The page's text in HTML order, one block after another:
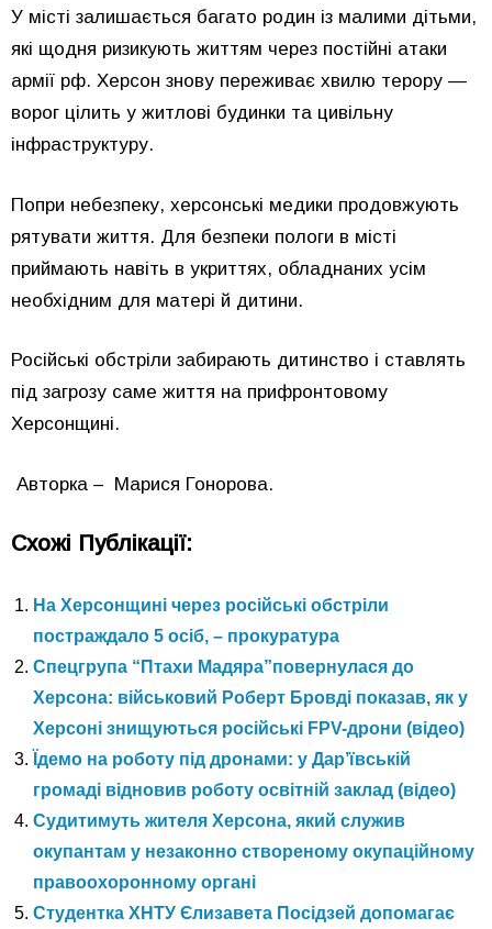
У місті залишається багато родин із малими дітьми,
які щодня ризикують життям через постійні атаки
армії рф. Херсон знову переживає хвилю терору —
ворог цілить у житлові будинки та цивільну
інфраструктуру.
Попри небезпеку, херсонські медики продовжують
рятувати життя. Для безпеки пологи в місті
приймають навіть в укриттях, обладнаних усім
необхідним для матері й дитини.
Російські обстріли забирають дитинство і ставлять
під загрозу саме життя на прифронтовому
Херсонщині.
Авторка – Марися Гонорова.
Схожі Публікації:
На Херсонщині через російські обстріли
постраждало 5 осіб, – прокуратура
Спецгрупа “Птахи Мадяра”повернулася до
Херсона: військовий Роберт Бровді показав, як у
Херсоні знищуються російські FPV-дрони (відео)
Їдемо на роботу під дронами: у Дар’ївській
громаді відновив роботу освітній заклад (відео)
Судитимуть жителя Херсона, який служив
окупантам у незаконно створеному окупаційному
правоохоронному органі
Студентка ХНТУ Єлизавета Посідзей допомагає